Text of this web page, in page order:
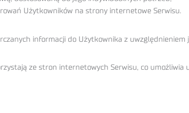
Użytkowników na strony internetowe Serwisu.
informacji do Użytkownika z uwzględnieniem
ze stron internetowych Serwisu, co